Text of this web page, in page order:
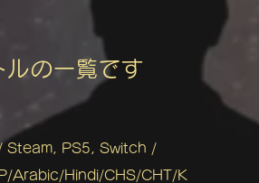
の一覧です
/ Steam, PS5, Switch /
Arabic/Hindi/CHS/CHT/K